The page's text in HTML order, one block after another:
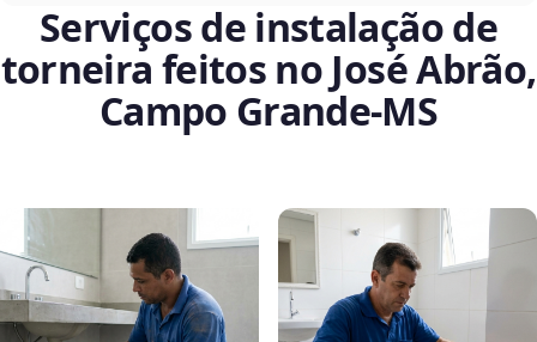
Serviços de instalação de
torneira feitos no José Abrão,
Campo Grande‑MS